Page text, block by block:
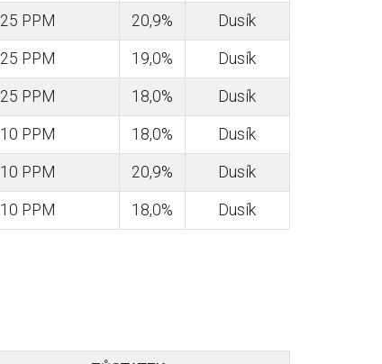
25 PPM 20,9% Dusík
25 PPM 19,0% Dusík
25 PPM 18,0% Dusík
10 PPM 18,0% Dusík
10 PPM 20,9% Dusík
10 PPM 18,0% Dusík